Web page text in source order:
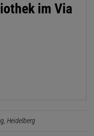
im Via
Heidelberg